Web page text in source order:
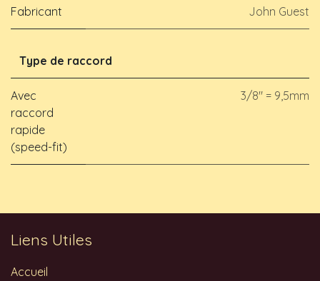
Fabricant John Guest
Type de raccord
Avec
raccord
rapide
(speed-fit)
3/8" = 9,5mm
Liens Utiles
Accueil